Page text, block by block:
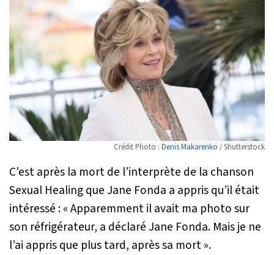
Crédit Photo : Denis Makarenko / Shutterstock
C’est après la mort de l’interprète de la chanson
Sexual Healing que Jane Fonda a appris qu’il était
intéressé :« Apparemment il avait ma photo sur
son réfrigérateur, a déclaré Jane Fonda. Mais je ne
l’ai appris que plus tard, après sa mort ».